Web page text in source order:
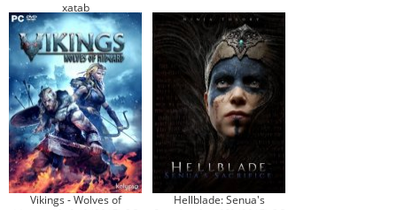
xatab
Vikings - Wolves of
Hellblade: Senua's